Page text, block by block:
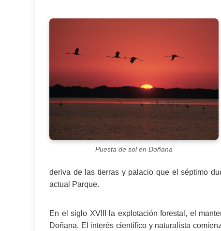
Puesta de sol en Doñana
deriva de las tierras y palacio que el séptimo
actual Parque.
En el siglo XVIII la explotación forestal, el
Doñana. El interés científico y naturalista